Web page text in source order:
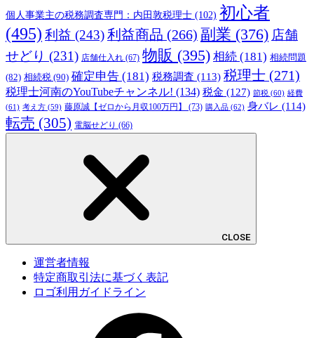
個人事業主の税務調査専門：内田敦税理士 (102) 初心者
(495) 利益 (243)利益商品 (266) 副業 (376) 店舗
せどり (231) 店舗仕入れ (67) 物販 (395) 相続 (181) 相続問題
(82) 相続税 (90) 確定申告 (181) 税務調査 (113) 税理士 (271)
税理士河南のYouTubeチャンネル! (134) 税金 (127) 節税 (60) 経費
(61) 考え方 (59) 藤原誠【ゼロから月収100万円】 (73) 購入品 (62) 身バレ (114)
転売 (305) 電脳せどり (66)
CLOSE
運営者情報
特定商取引法に基づく表記
ロゴ利用ガイドライン